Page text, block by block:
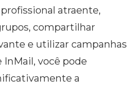
atraente,
compartilhar
e utilizar campanhas
InMail, você pode
a